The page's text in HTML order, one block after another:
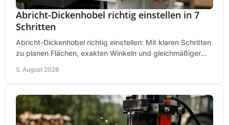
Abricht-Dickenhobel richtig einstellen in 7
Schritten
Abricht-Dickenhobel richtig einstellen: Mit klaren Schritten
zu planen Flächen, exakten Winkeln und gleichmäßiger
5. August 2026